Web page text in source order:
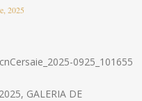
2025
GALERIA DE